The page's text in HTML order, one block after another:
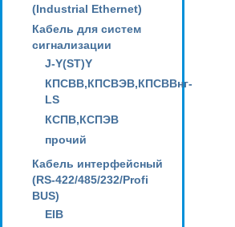
(Industrial Ethernet)
Кабель для систем
сигнализации
J-Y(ST)Y
КПСВВ,КПСВЭВ,КПСВВнг-
LS
КСПВ,КСПЭВ
прочий
Кабель интерфейсный
(RS-422/485/232/Profi
BUS)
EIB